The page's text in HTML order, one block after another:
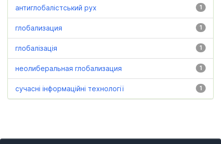
1
антиглобалістський рух
1
глобализация
1
глобалізація
1
неолиберальная глобализация
1
сучасні інформаційні технології